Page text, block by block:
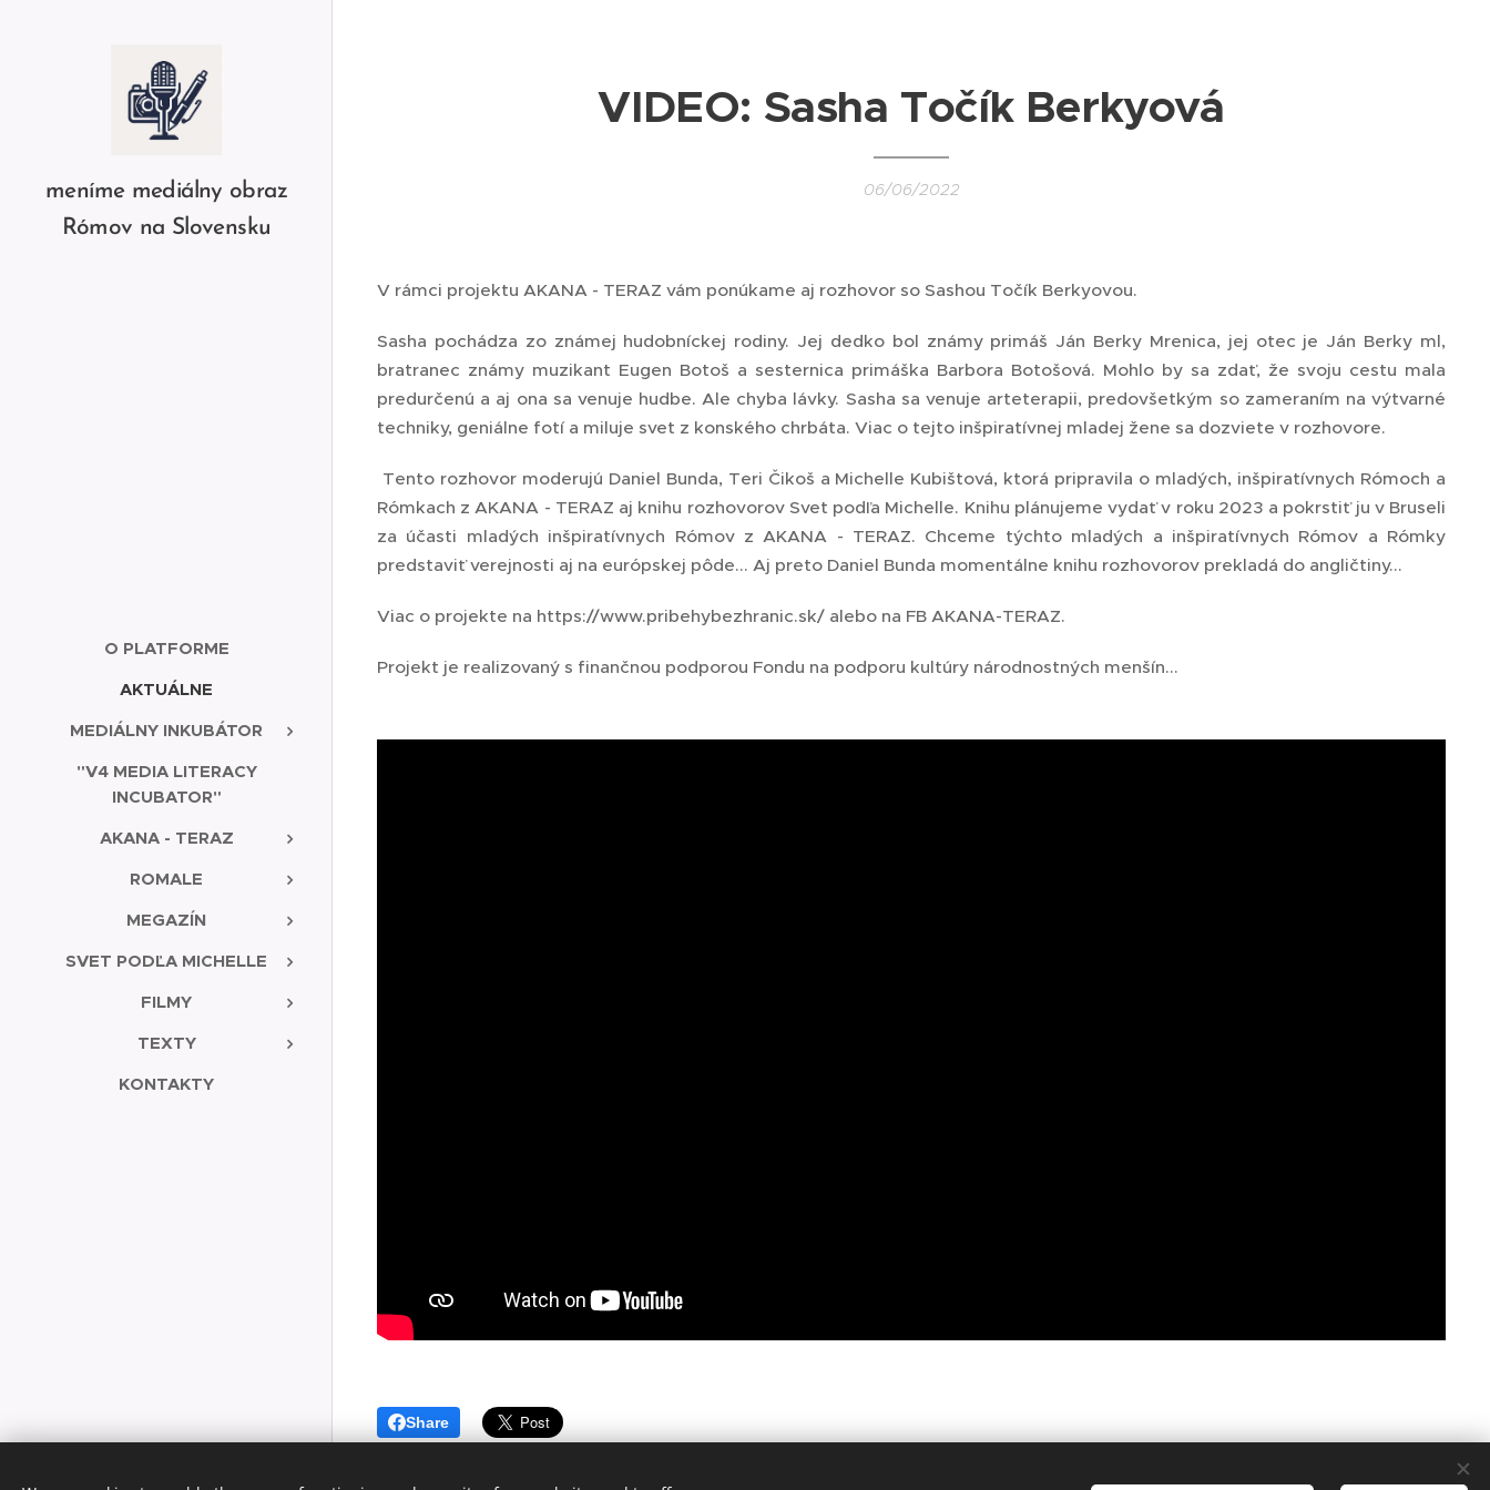
meníme mediálny obraz
Rómov na Slovensku
O PLATFORME
AKTUÁLNE
MEDIÁLNY INKUBÁTOR
"V4 MEDIA LITERACY
INCUBATOR"
AKANA - TERAZ
ROMALE
MEGAZÍN
SVET PODĽA MICHELLE
FILMY
TEXTY
KONTAKTY
VIDEO: Sasha Točík Berkyová
06/06/2022
V rámci projektu AKANA - TERAZ vám ponúkame aj rozhovor so Sashou Točík Berkyovou.
Sasha pochádza zo známej hudobníckej rodiny. Jej dedko bol známy primáš Ján Berky Mrenica, jej otec je Ján Berky ml,
bratranec známy muzikant Eugen Botoš a sesternica primáška Barbora Botošová. Mohlo by sa zdať, že svoju cestu mala
predurčenú a aj ona sa venuje hudbe. Ale chyba lávky. Sasha sa venuje arteterapii, predovšetkým so zameraním na výtvarné
techniky, geniálne fotí a miluje svet z konského chrbáta. Viac o tejto inšpiratívnej mladej žene sa dozviete v rozhovore.
Tento rozhovor moderujú Daniel Bunda, Teri Čikoš a Michelle Kubištová, ktorá pripravila o mladých, inšpiratívnych Rómoch a
Rómkach z AKANA - TERAZ aj knihu rozhovorov Svet podľa Michelle. Knihu plánujeme vydať v roku 2023 a pokrstiť ju v Bruseli
za účasti mladých inšpiratívnych Rómov z AKANA - TERAZ. Chceme týchto mladých a inšpiratívnych Rómov a Rómky
predstaviť verejnosti aj na európskej pôde... Aj preto Daniel Bunda momentálne knihu rozhovorov prekladá do angličtiny...
Viac o projekte na https://www.pribehybezhranic.sk/ alebo na FB AKANA-TERAZ.
Projekt je realizovaný s finančnou podporou Fondu na podporu kultúry národnostných menšín...
Share